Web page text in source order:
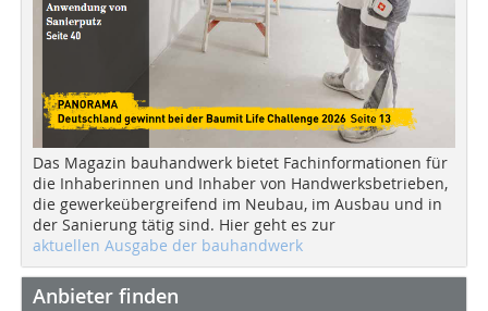
Das Magazin bauhandwerk bietet Fachinformationen für
die Inhaberinnen und Inhaber von Handwerksbetrieben,
die gewerkeübergreifend im Neubau, im Ausbau und in
der Sanierung tätig sind. Hier geht es zur
aktuellen Ausgabe der bauhandwerk
Anbieter finden